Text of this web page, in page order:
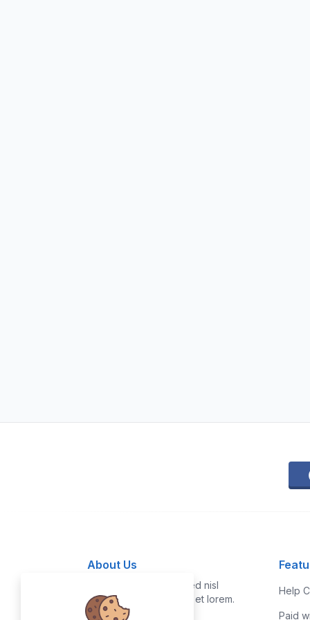
About Us
Vestibulum quis risus sed nisl
pellentesque aliquet et et lorem.
Help
Paid